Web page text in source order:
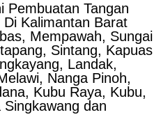
Pembuatan Tangan
Kalimantan Barat
Mempawah, Sungai
Sintang, Kapuas
Landak,
Nanga Pinoh,
Kubu Raya, Kubu,
dan